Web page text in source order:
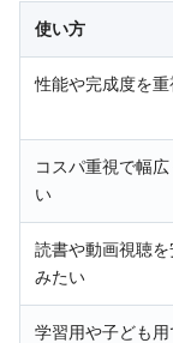
使い方
性能や完成度を
コスパ重視で幅
い
読書や動画視聴を
みたい
学習用や子ども用